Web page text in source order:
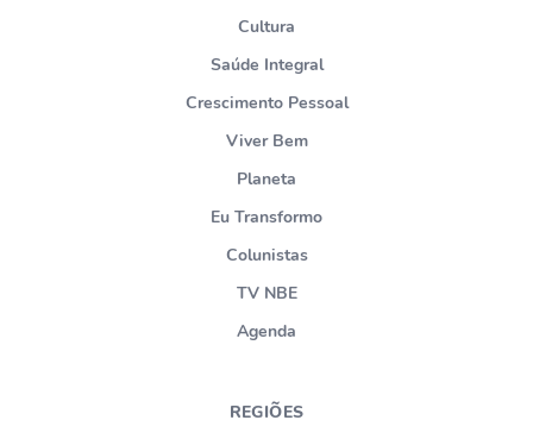
Cultura
Saúde Integral
Crescimento Pessoal
Viver Bem
Planeta
Eu Transformo
Colunistas
TV NBE
Agenda
REGIÕES